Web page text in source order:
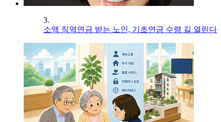
3.
소액 직역연금 받는 노인, 기초연금 수령 길 열린다